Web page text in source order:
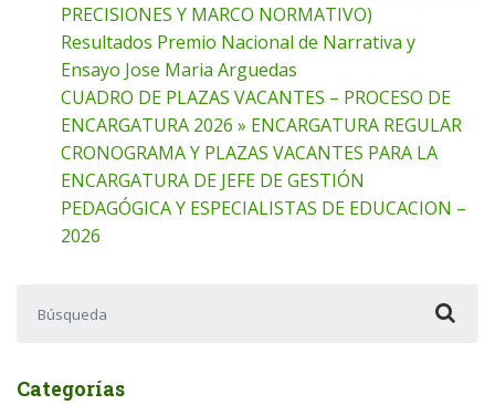
PRECISIONES Y MARCO NORMATIVO)
Resultados Premio Nacional de Narrativa y
Ensayo Jose Maria Arguedas
CUADRO DE PLAZAS VACANTES – PROCESO DE
ENCARGATURA 2026 » ENCARGATURA REGULAR
CRONOGRAMA Y PLAZAS VACANTES PARA LA
ENCARGATURA DE JEFE DE GESTIÓN
PEDAGÓGICA Y ESPECIALISTAS DE EDUCACION –
2026
Categorías